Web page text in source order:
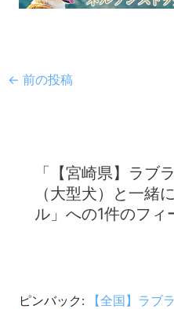
← 前の投稿
「【宮崎県】ラブ
（大型犬）と一緒
ル」への1件のフィ
ピンバック:
【全国】ラブ